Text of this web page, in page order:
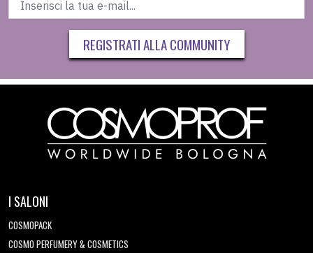
REGISTRATI ALLA COMMUNITY
I SALONI
COSMOPACK
COSMO PERFUMERY & COSMETICS